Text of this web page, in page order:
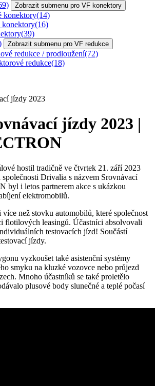
Zobrazit submenu pro VF konektory
konektory(14)
konektory(16)
(39)
Zobrazit submenu pro VF redukce
redukce / prodloužení(72)
redukce(18)
jízdy 2023
jízdy 2023 |
hostil tradičně ve čtvrtek 21. září 2023
Drivalia s názvem Srovnávací
byl i letos partnerem akce s ukázkou
elektromobilů.
než stovku automobilů, které společnost
flotilových leasingů. Účastníci absolvovali
testovacích jízd! Součástí
jízdy.
vyzkoušet také asistenční systémy
smyku na kluzké vozovce nebo průjezd
Mnoho účastníků se také proletělo
plusové body slunečné a teplé počasí